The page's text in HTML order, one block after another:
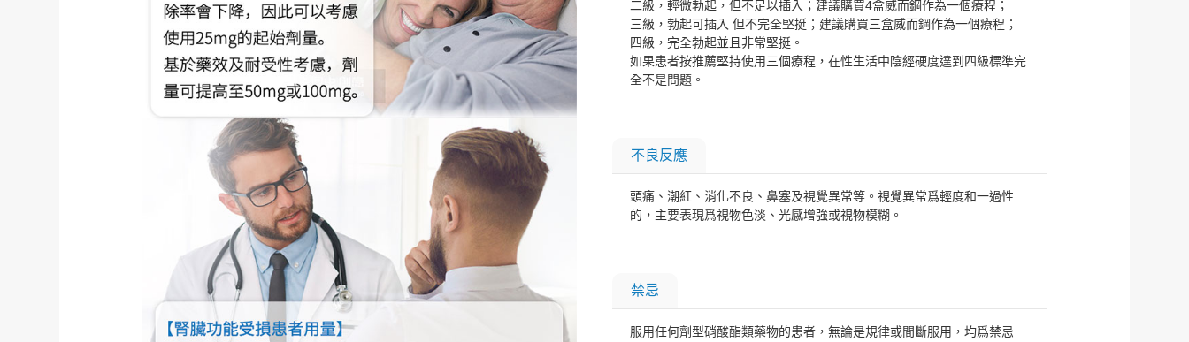
二級，輕微勃起，但不足以插入；建議購買4盒威而鋼作為一個療程；
三級，勃起可插入 但不完全堅挺；建議購買三盒威而鋼作為一個療程；
四級，完全勃起並且非常堅挺。
如果患者按推薦堅持使用三個療程，在性生活中陰經硬度達到四級標準完
全不是問題。
不良反應
頭痛、潮紅、消化不良、鼻塞及視覺異常等。視覺異常爲輕度和一過性
的，主要表現爲視物色淡、光感增強或視物模糊。
禁忌
服用任何劑型硝酸酯類藥物的患者，無論是規律或間斷服用，均爲禁忌